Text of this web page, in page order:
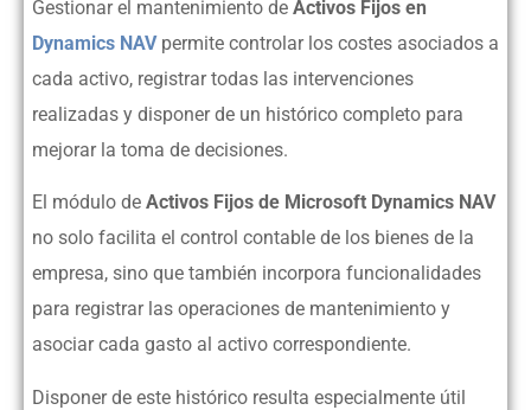
Gestionar el mantenimiento de Activos Fijos en
Dynamics NAVpermite controlar los costes asociados a
cada activo, registrar todas las intervenciones
realizadas y disponer de un histórico completo para
mejorar la toma de decisiones.
El módulo de Activos Fijos de Microsoft Dynamics NAV
no solo facilita el control contable de los bienes de la
empresa, sino que también incorpora funcionalidades
para registrar las operaciones de mantenimiento y
asociar cada gasto al activo correspondiente.
Disponer de este histórico resulta especialmente útil